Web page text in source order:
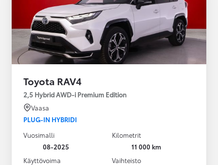
Toyota RAV4
2,5 Hybrid AWD-i Premium Edition
Vaasa
PLUG-IN HYBRIDI
Vuosimalli
08-2025
Kilometrit
11 000 km
Käyttövoima
Vaihteisto